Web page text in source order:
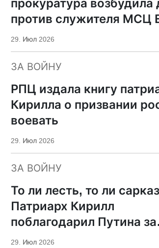
прокуратура возбудила
против служителя МСЦ
29. Июл 2026
ЗА ВОЙНУ
РПЦ издала книгу
Кирилла о призвании
воевать
29. Июл 2026
ЗА ВОЙНУ
То ли лесть, то ли
Патриарх Кирилл
поблагодарил Путина за
защиту суверенитета и
29. Июл 2026